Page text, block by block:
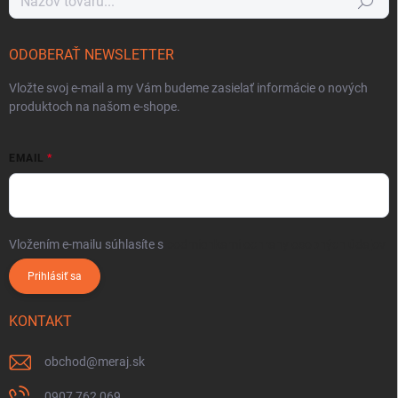
ODOBERAŤ NEWSLETTER
Vložte svoj e-mail a my Vám budeme zasielať informácie o nových
produktoch na našom e-shope.
EMAIL
Vložením e-mailu súhlasíte s
Prihlásiť sa
KONTAKT
obchod@meraj.sk